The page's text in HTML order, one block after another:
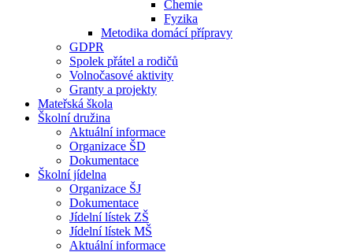
Chemie
Fyzika
Metodika domácí přípravy
GDPR
Spolek přátel a rodičů
Volnočasové aktivity
Granty a projekty
Mateřská škola
Školní družina
Aktuální informace
Organizace ŠD
Dokumentace
Školní jídelna
Organizace ŠJ
Dokumentace
Jídelní lístek ZŠ
Jídelní lístek MŠ
Aktuální informace